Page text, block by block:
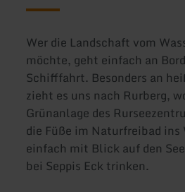
Wer die Landschaft vom
möchte, geht einfach an
Schifffahrt. Besonders an
zieht es uns nach Rurberg,
Grünanlage des
die Füße im Naturfreibad ins
einfach mit Blick auf den
bei Seppis Eck trinken.